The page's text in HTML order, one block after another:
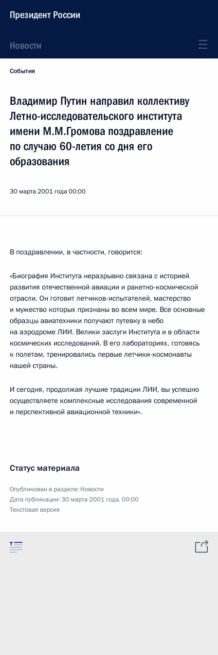
Президент России
Новости
События
Владимир Путин направил коллективу
Летно-исследовательского института
имени М.М.Громова поздравление
по случаю 60-летия со дня его
образования
30 марта 2001 года00:00
В поздравлении, в частности, говорится:
«Биография Института неразрывно связана с историей
развития отечественной авиации и ракетно-космической
отрасли. Он готовит летчиков-испытателей, мастерство
и мужество которых признаны во всем мире. Все основные
образцы авиатехники получают путевку в небо
на аэродроме ЛИИ. Велики заслуги Института и в области
космических исследований. В его лабораториях, готовясь
к полетам, тренировались первые летчики-космонавты
нашей страны.
И сегодня, продолжая лучшие традиции ЛИИ, вы успешно
осуществляете комплексные исследования современной
и перспективной авиационной техники».
Статус материала
Опубликован в разделе: Новости
Дата публикации:30 марта 2001 года, 00:00
Текстовая версия